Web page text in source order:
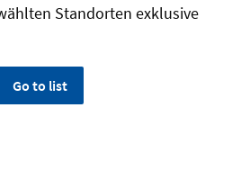
Standorten exklusive
Go to list